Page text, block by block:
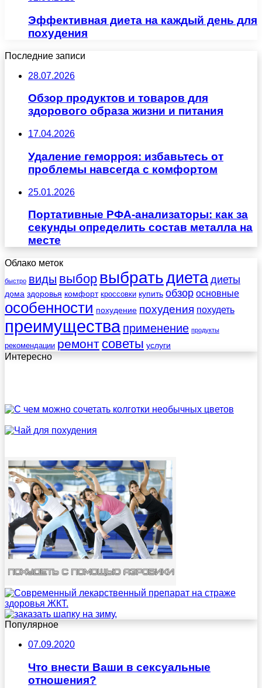
Эффективная диета на каждый день для
похудения
Последние записи
28.07.2026
Обзор продуктов и товаров для
здорового образа жизни и питания
17.04.2026
Удаление геморроя: избавьтесь от
проблемы навсегда с комфортом
25.01.2026
Портативные РФА-анализаторы: как за
секунды определить состав металла на
месте
Облако меток
быстро виды выбор выбратьдиета диеты
дома здоровья комфорт кроссовки купить обзор основные
особенности похудение похудения похудеть
преимущества применение продукты
рекомендации ремонт советы услуги
Интересно
Популярное
07.09.2020
Что внести Ваши в сексуальные
отношения?